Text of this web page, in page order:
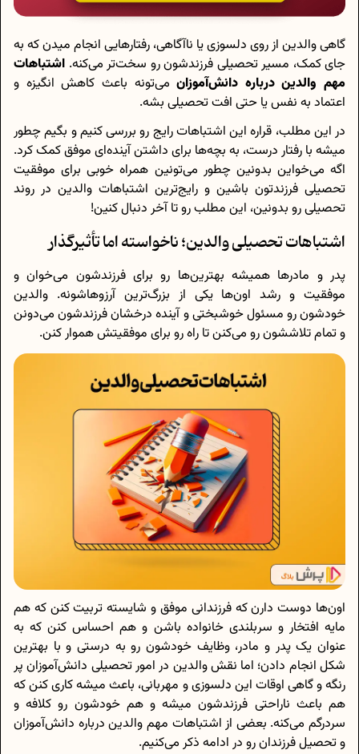
گاهی والدین از روی دلسوزی یا ناآگاهی، رفتارهایی انجام میدن که به
جای کمک، مسیر تحصیلی فرزندشون رو سخت‌تر می‌کنه. اشتباهات
مهم والدین درباره دانش‌آموزانمی‌تونه باعث کاهش انگیزه و
اعتماد به نفس یا حتی افت تحصیلی بشه.
در این مطلب، قراره این اشتباهات رایج رو بررسی کنیم و بگیم چطور
میشه با رفتار درست، به بچه‌ها برای داشتن آینده‌ای موفق کمک کرد.
اگه می‌خواین بدونین چطور می‌تونین همراه خوبی برای موفقیت
تحصیلی فرزندتون باشین و رایج‌ترین اشتباهات والدین در روند
تحصيلی رو بدونین، این مطلب رو تا آخر دنبال کنین!
اشتباهات تحصیلی والدین؛ ناخواسته اما تأثیرگذار
پدر و مادرها همیشه بهترین‌ها رو برای فرزندشون می‌خوان و
موفقیت و رشد اون‌ها یکی از بزرگ‌ترین آرزوهاشونه. والدین
خودشون رو مسئول خوشبختی و آینده درخشان فرزندشون می‌دونن
و تمام تلاششون رو می‌کنن تا راه رو برای موفقیتش هموار کنن.
اون‌ها دوست دارن که فرزندانی موفق و شایسته تربیت کنن که هم
مایه افتخار و سربلندی خانواده باشن و هم احساس کنن که به
عنوان یک پدر و مادر، وظایف خودشون رو به درستی و با بهترین
شکل انجام دادن؛ اما نقش والدین در امور تحصیلی دانش‌آموزان پر
رنگه و گاهی اوقات این دلسوزی و مهربانی، باعث میشه کاری کنن که
هم باعث ناراحتی فرزندشون میشه و هم خودشون رو کلافه و
سردرگم می‌کنه. بعضی از اشتباهات مهم والدین درباره دانش‌آموزان
و تحصیل فرزندان رو در ادامه ذکر می‌کنیم.